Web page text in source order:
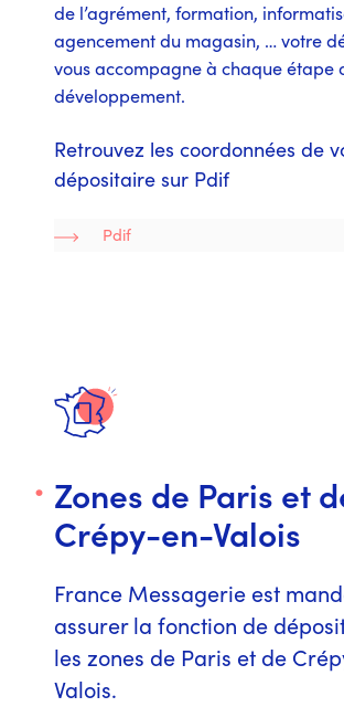
de l’agrément, formation,
agencement du magasin, … votre
vous accompagne à chaque étape
développement.
Retrouvez les coordonnées de
dépositaire sur Pdif
Pdif
Zones de Paris et
Crépy-en-Valois
France Messagerie est
assurer la fonction de
les zones de Paris et de
Valois.